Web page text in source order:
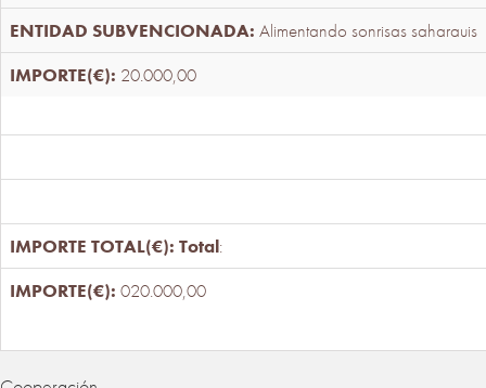
Alimentando sonrisas saharauis
20.000,00
Total:
020.000,00